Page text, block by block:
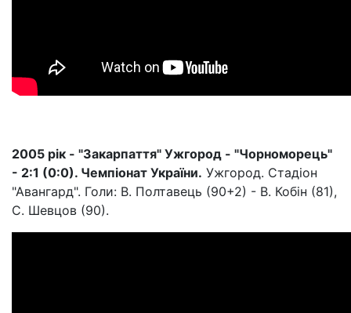
2005 рік - "Закарпаття" Ужгород - "Чорноморець"
- 2:1 (0:0). Чемпіонат України. Ужгород. Стадіон
"Авангард". Голи: В. Полтавець (90+2) - В. Кобін (81),
С. Шевцов (90).